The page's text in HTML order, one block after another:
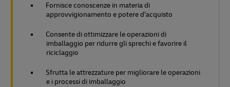
Fornisce conoscenze in materia di
approvvigionamento e potere d’acquisto
Consente di ottimizzare le operazioni di
imballaggio per ridurre gli sprechi e favorire il
riciclaggio
Sfrutta le attrezzature per migliorare le operazioni
e i processi di imballaggio